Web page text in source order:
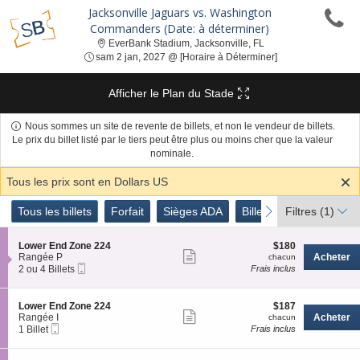
Jacksonville Jaguars vs. Washington
Commanders (Date: à déterminer)
EverBank Stadium, Jacksonville, FL
sam 2 jan, 2027 @ [Horaire à Déterminer]sam 2 jan, 2027
Afficher le Plan du Stade
Nous sommes un site de revente de billets, et non le vendeur de billets.
Le prix du billet listé par le tiers peut être plus ou moins cher que la valeur
nominale.
Tous les prix sont en Dollars US
Genre
de
previous
Tous les billets
Tous les billets Forfait
Forfait Sièges ADA
Sièges ADA Billets Parking
Billets Parking
next
Filtres (1)
S
e
c
i
o
n
L
o
w
Lower End Zone 224
Rangée P
2
4
Billets
disponible
2 ou 4 Billets
de
$180
chacun
$180
chacun
Frais inclus
Acheter
S
e
c
i
Lower End Zone 224
Rangée I
1
disponible
1 Billet
de
$187
chacun
$187
chacun
Frais inclus
Acheter